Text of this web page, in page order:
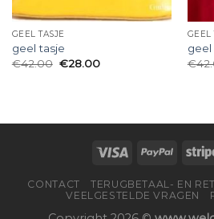
GEEL TASJE
geel tasje
€42.00 €28.00
GEEL
geel
€
CONTACT
TERUGBETAAL- EN
VEELGESTELDE VRAGEN